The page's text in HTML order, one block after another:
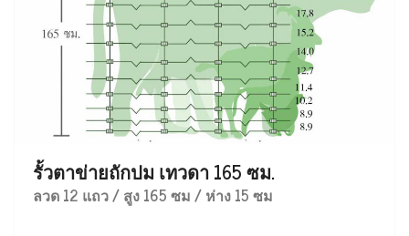
รั้วตาข่ายถักปม เทวดา 165 ซม.
ลวด 12 แถว / สูง 165 ซม / ห่าง 15 ซม